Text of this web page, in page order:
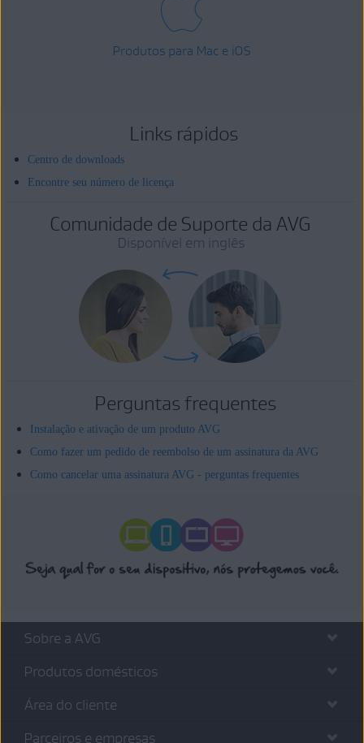
Produtos para Mac e iOS
Links rápidos
Centro de downloads
Encontre seu número de licença
Comunidade de Suporte da AVG
Disponível em inglês
Perguntas frequentes
Instalação e ativação de um produto AVG
Como fazer um pedido de reembolso de um assinatura da AVG
Como cancelar uma assinatura AVG - perguntas frequentes
Sobre a AVG
Produtos domésticos
Área do cliente
Parceiros e empresas